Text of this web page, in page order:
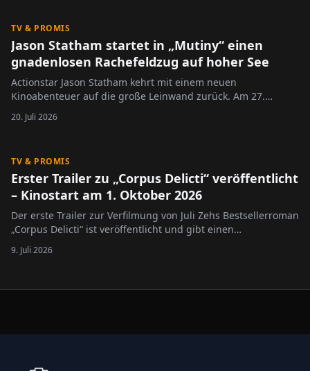
TV & PROMIS
Jason Statham startet in „Mutiny“ einen
gnadenlosen Rachefeldzug auf hoher See
Actionstar Jason Statham kehrt mit einem neuen
Kinoabenteuer auf die große Leinwand zurück. Am 27.
August 2026 startet der Actionthriller „Mutiny“ in den
deutschen Kinos. Jetzt wurde der offizielle Trailer
20. Juli 2026
TV & PROMIS
Erster Trailer zu „Corpus Delicti“ veröffentlicht
– Kinostart am 1. Oktober 2026
Der erste Trailer zur Verfilmung von Juli Zehs Bestsellerroman
„Corpus Delicti“ ist veröffentlicht und gibt einen
Vorgeschmack auf das dystopische Kinoereignis, das am 1.
Oktober 2026 bundesweit in die Kinos kommt. Die Handlung
9. Juli 2026